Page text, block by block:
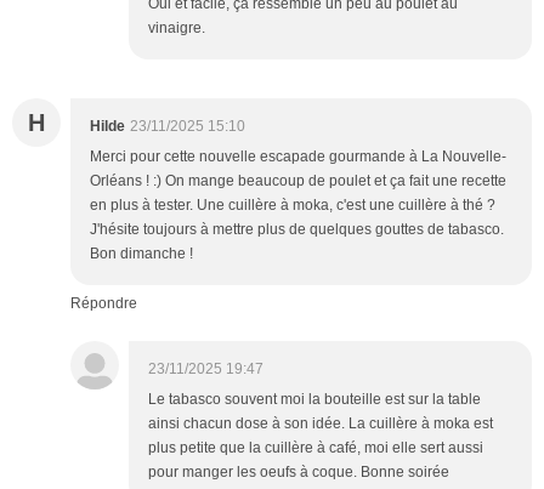
vinaigre.
H Hilde 23/11/2025 15:10
Merci pour cette nouvelle escapade gourmande à La Nouvelle-
Orléans ! :) On mange beaucoup de poulet et ça fait une recette
en plus à tester. Une cuillère à moka, c'est une cuillère à thé ?
J'hésite toujours à mettre plus de quelques gouttes de tabasco.
Bon dimanche !
Répondre
23/11/2025 19:47
Le tabasco souvent moi la bouteille est sur la table
ainsi chacun dose à son idée. La cuillère à moka est
plus petite que la cuillère à café, moi elle sert aussi
pour manger les oeufs à coque. Bonne soirée